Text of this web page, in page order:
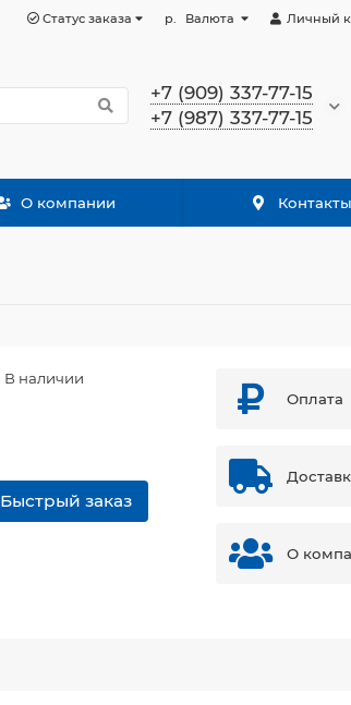
Личный
р. Валюта
Статус заказа
+7 (909) 337-77-15
+7 (987) 337-77-15
О компании Контакты
В наличии
Быстрый заказ
Оплата
О